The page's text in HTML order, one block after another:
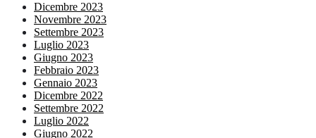
Dicembre 2023
Novembre 2023
Settembre 2023
Luglio 2023
Giugno 2023
Febbraio 2023
Gennaio 2023
Dicembre 2022
Settembre 2022
Luglio 2022
Giugno 2022